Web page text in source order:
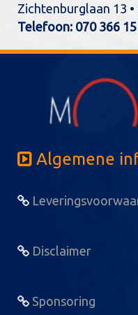
Zichtenburglaan 13 •
Telefoon: 070 366
Algemene
Disclaimer
Sponsoring